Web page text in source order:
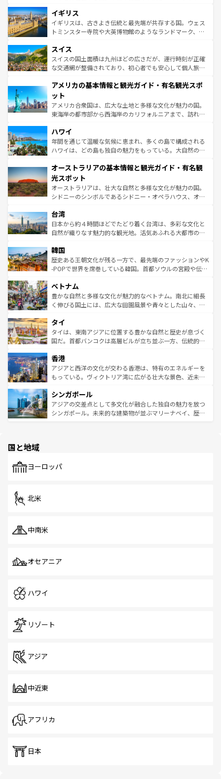
香り高いラベンダー畑など、多彩な楽しみ方が可能だ。さ
らに、パリ以外の地域にも魅力が溢れており、どの街角に
も豊かな歴史と文化が息づいている。パリ以外の個性あふ
を参照してほしい。
顔を持つこの国は、どこを歩いても飽きることがない。ベ
ルリンの文化的活気、バイエルン州のアルプスの絶景、そ
してライン川沿いのワイン畑といった風景は必見。ビール
は、お酒好きな人にはぜひ体験してほしい。 なお、新着の
ドイツ情報はコンテンツ一覧を参照してほしい。
イギリス
イギリスは、古きよき伝統と最先端が共存する国。ウェス
トミンスター寺院や大英博物館のようなランドマーク、歴
リアごとに異なる魅力がある。また、優雅なアフタヌーン
ティー、ビール好きにはたまらない英国パブ、サッカー観
戦など、本場だからこそできる体験も豊富。イギリスを旅
ンツ一覧を参照してほしい。
スイス
スイスの国土面積は九州ほどの広さだが、運行時刻が正確
な交通網が整備されており、初心者でも安心して個人旅行
の建物がそのまま残る町や、スイスならではのユニークな
博物館もあり、アルプス観光だけでなく町歩きも満喫する
ことができる。国民の所得が高いため物価も高いが、旅行
者向けの交通パス提供のサービスもあり、うまく活用すれ
着のスイス情報は
アメリカの基本情報と観光ガイド・有名観光スポ
ット
アメリカ合衆国は、広大な土地と多様な文化が魅力の国。
東海岸の都市部から西海岸のカリフォルニアまで、訪れる
のような巨大都市は、観光、ショッピング、エンターテイ
ンメントが詰まった刺激的なスポットだ。一方、アメリカ
西部には大自然が広がり、グランドキャニオンやイエロー
部のニューオーリンズでは、音楽と美食が融合した独特の
文化が魅力。旅行者はアメリカの各地域で異なる魅力を楽
しみながら、その多様性と豊かな歴史を感じることができ
るだろう。車でのロードトリップや列車の旅も、アメリカ
情報は
ハワイ
年間を通じて温暖な気候に恵まれ、多くの島で構成される
ハワイは、どの島も独自の魅力をもっている。大自然の神
ワイ島は見逃せない。また、定番の観光地といえばオアフ
島だが、静かな自然を求めるならマウイ島やカウアイ島が
おすすめ。エメラルドグリーンに輝く海をはじめ、豊かな
文化や歴史が息づいている。「アロハスピリット」と呼ば
人々、おいしいローカルフードやハワイアンミュージッ
ク、伝統的なフラダンスなど、すべてがハワイの魅力を彩
っている。訪れるたびに新しい発見と感動が待っているハ
はコンテンツ一覧
オーストラリアの基本情報と観光ガイド・有名観
光スポット
オーストラリアは、壮大な自然と多様な文化が魅力の国。
シドニーのシンボルであるシドニー・オペラハウス、オー
リアリーフや大陸中央部にそびえるウルル（エアーズロッ
ク）、タスマニアの美しい原生林やケアンズの熱帯雨林な
ど、見どころがたくさん。また、カフェやワイン、オージ
いる。アクティビティも充実しており、サーフィンやダイ
ビング、ハイキングなど、アウトドア好きにはたまらな
い。オーストラリアの多彩な魅力を存分に味わいつくそ
参照してほしい。
台湾
日本から約４時間ほどでたどり着く台湾は、多彩な文化と
自然が織りなす魅力的な観光地。活気あふれる大都市の台
ン）、静ひつな山岳地帯である台湾東部など、都市の喧騒
と山間の静けさが共存しており、訪れる人に新しい発見と
驚きをもたらしてくれる。また、奥深い台湾の食文化も魅
容にもいいと評判のスイーツなど、バラエティ豊かな料理
が味わえる。 なお、新着の台湾情報は コンテンツ一覧を参
照してほしい。
韓国
歴史ある王朝文化が残る一方で、最先端のファッションやK
-POPで世界を席巻している韓国。首都ソウルの宮殿や伝統
き、地方に足を延ばせば四季折々の自然美を楽しむことが
できる。そして、キムチや焼肉、絶品のストリートフード
まで、さまざまな韓国料理が待っている。夜には、韓国な
リティに包まれながら、韓国の多彩な魅力を心ゆくまで味
わってみてほしい。 なお、新着の韓国情報はコンテンツ一
覧を参照してほしい。
ベトナム
豊かな自然と多様な文化が魅力的なベトナム。南北に細長
く伸びる国土には、広大な田園風景や青々とした山々、世
急速な発展と共に伝統が息づく。ハノイの古い町並みやホ
ーチミン市のフランス統治時代の建物も、独特の雰囲気を
醸し出している。また、バラエティの豊かさとおいしさで
とつ。フォーやバインミー、ベトナムコーヒーなどは、ぜ
ひ現地で味わいたい。どの地域を訪れてもあたたかい人々
が旅行者を迎えてくれるので、きっと忘れられない旅にな
参照してほしい。
タイ
タイは、東南アジアに位置する豊かな自然と歴史が息づく
国だ。首都バンコクは高層ビルが立ち並ぶ一方、伝統的な
の活気が交差している。北部ではチェンマイなどの山岳地
帯で自然と触れ合い、南部ではプーケットやクラビの美し
いビーチでリゾート気分を楽しむことができる。タイ料理
激する。気候は一年中温暖で、どの季節にも異なる楽しみ
が待っている。親しみやすいタイの人々、仏教を中心とし
た文化、そして多様な観光資源が、訪れる旅人を魅了し続
香港
アジアと西洋の文化が交わる香港は、特有のエネルギーを
もっている。ヴィクトリア湾に広がる壮大な景色、近未来
み、どこを訪れても感動するはず。観光スポットが密集し
ており、効率よく見どころを回れるのも魅力。息をのむよ
うな絶景から文化的な体験まで、香港を存分に楽しみ尽く
シンガポール
アジアの交差点として多文化が融合した独自の魅力を放つ
シンガポール。未来的な建築物が並ぶマリーナベイ、歴史
で、ホーカーズは地元の風情を楽しめる外せないスポット
国と地域
ヨーロッパ
北米
中南米
オセアニア
ハワイ
リゾート
アジア
中近東
アフリカ
日本